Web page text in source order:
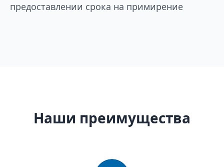
предоставлении срока на примирение
Наши преимущества